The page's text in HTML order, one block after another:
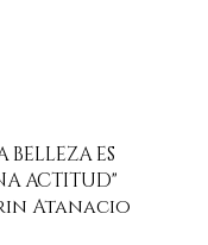
BELLEZA ES
ACTITUD"
Atanacio